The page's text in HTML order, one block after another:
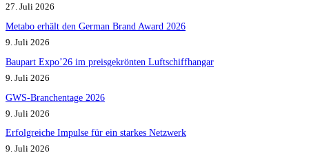
27. Juli 2026
Metabo erhält den German Brand Award 2026
9. Juli 2026
Baupart Expo’26 im preisgekrönten Luftschiffhangar
9. Juli 2026
GWS-Branchentage 2026
9. Juli 2026
Erfolgreiche Impulse für ein starkes Netzwerk
9. Juli 2026